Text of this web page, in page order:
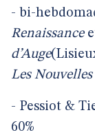
- bi-
Renaissance
d’Auge
Les Nouvelles
- Pessiot &
60%